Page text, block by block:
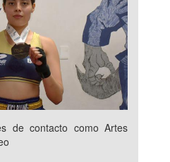
de contacto como Artes